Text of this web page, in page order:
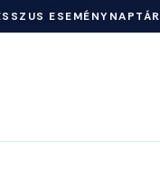
ESEMÉNYNAPTÁR